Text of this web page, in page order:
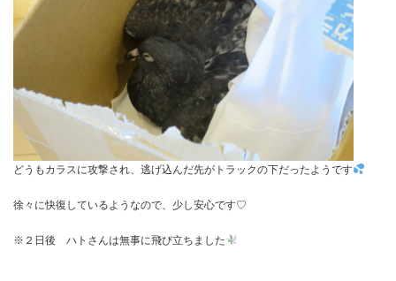
どうもカラスに攻撃され、逃げ込んだ先がトラックの下だったようです
徐々に快復しているようなので、少し安心です♡
※２日後 ハトさんは無事に飛び立ちました